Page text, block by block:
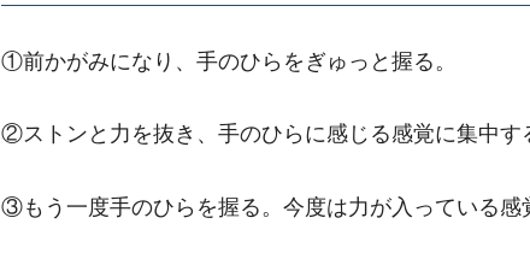
①前かがみになり、手のひらをぎゅっと握る。
②ストンと力を抜き、手のひらに感じる感覚に集中す
③もう一度手のひらを握る。今度は力が入っている感